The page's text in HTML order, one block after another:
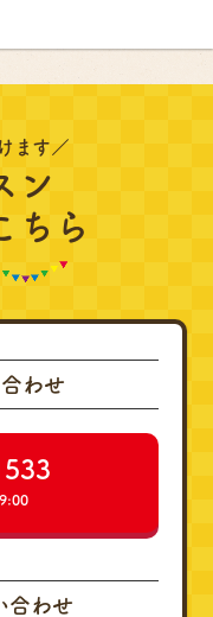
ます／
ン
ちら
わせ
合わせ